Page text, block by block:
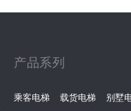
产品系列
乘客电梯 载货电梯 别墅